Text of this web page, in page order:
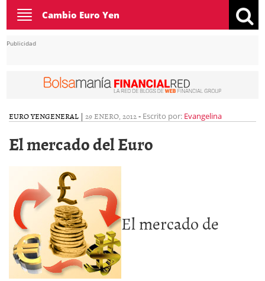
Toggle
navigation
Cambio Euro Yen
Publicidad
EURO YENGENERAL | 29 ENERO, 2012- Escrito por: Evangelina
El mercado del Euro
El mercado de